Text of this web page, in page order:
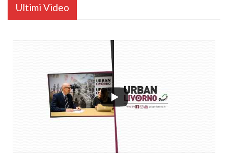
Ultimi Video